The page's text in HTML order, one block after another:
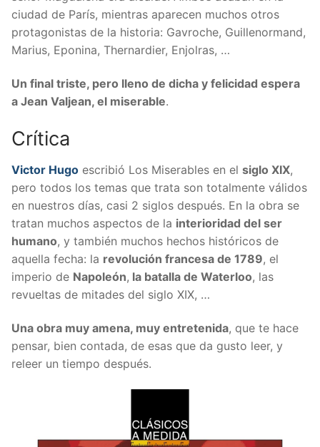
ciudad de París, mientras aparecen muchos otros
protagonistas de la historia: Gavroche, Guillenormand,
Marius, Eponina, Thernardier, Enjolras, …
Un final triste, pero lleno de dicha y felicidad espera
a Jean Valjean, el miserable.
Crítica
Victor Hugo escribió Los Miserables en el siglo XIX,
pero todos los temas que trata son totalmente válidos
en nuestros días, casi 2 siglos después. En la obra se
tratan muchos aspectos de la interioridad del ser
humano, y también muchos hechos históricos de
aquella fecha: la revolución francesa de 1789, el
imperio de Napoleón, la batalla de Waterloo, las
revueltas de mitades del siglo XIX, …
Una obra muy amena, muy entretenida, que te hace
pensar, bien contada, de esas que da gusto leer, y
releer un tiempo después.